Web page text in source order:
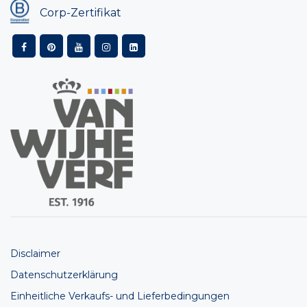
Corp-Zertifikat
Disclaimer
Datenschutzerklärung
Einheitliche Verkaufs- und Lieferbedingungen